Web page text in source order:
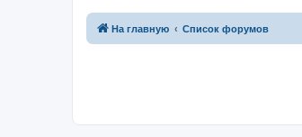
На главную Список форумов